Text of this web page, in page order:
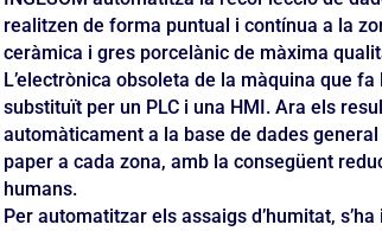
realitzen de forma puntual i contínua a la
ceràmica i gres porcelànic de màxima
L’electrònica obsoleta de la màquina que
substituït per un PLC i una HMI. Ara els
automàticament a la base de dades
paper a cada zona, amb la consegüent
humans.
Per automatitzar els assaigs d’humitat,